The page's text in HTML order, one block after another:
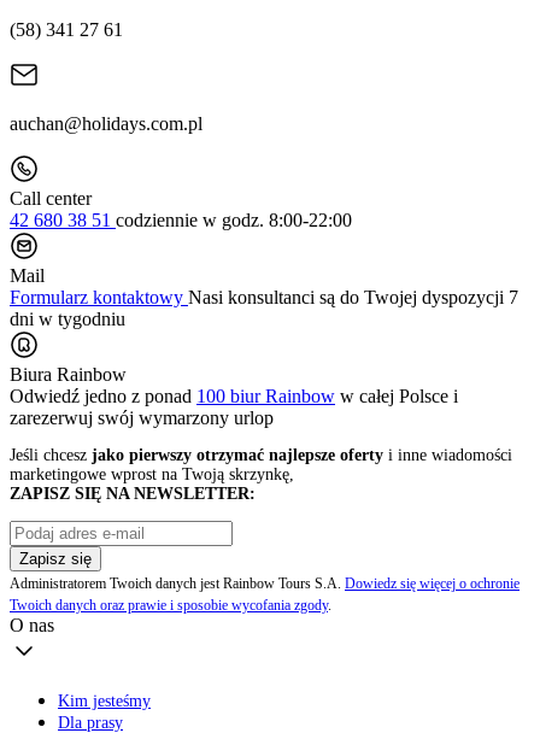
(58) 341 27 61
auchan@holidays.com.pl
Call center
42 680 38 51 codziennie w godz. 8:00-22:00
Mail
Formularz kontaktowy Nasi konsultanci są do Twojej dyspozycji 7
dni w tygodniu
Biura Rainbow
Odwiedź jedno z ponad 100 biur Rainbow w całej Polsce i
zarezerwuj swój wymarzony urlop
Jeśli chcesz jako pierwszy otrzymać najlepsze oferty i inne wiadomości
marketingowe wprost na Twoją skrzynkę,
ZAPISZ SIĘ NA NEWSLETTER:
Zapisz się
Administratorem Twoich danych jest Rainbow Tours S.A. Dowiedz się więcej o ochronie
Twoich danych oraz prawie i sposobie wycofania zgody.
O nas
Kim jesteśmy
Dla prasy